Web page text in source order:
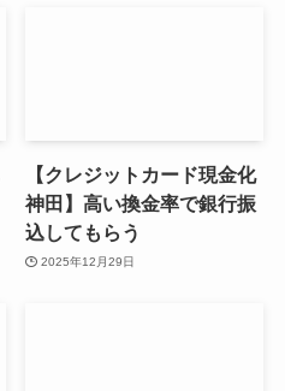
【クレジットカード現金化
神田】高い換金率で銀行振
込してもらう
2025年12月29日